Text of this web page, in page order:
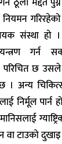
संस्था हो ।
परिचित छ उसले
। अन्य
निर्मूल पार्न
वा टाउको